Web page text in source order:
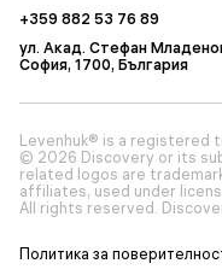
+359 882 53 76 89
ул. Акад. Стефан
София, 1700, България
Levenhuk® is a registered
© 2026 Discovery or its
related logos are
affiliates, used under
All rights reserved.
Политика за